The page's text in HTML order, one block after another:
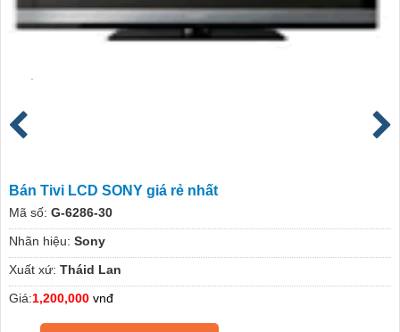
Bán Tivi LCD SONY giá rẻ nhất
Mã số: G-6286-30
Nhãn hiệu: Sony
Xuất xứ: Tháid Lan
Giá:1,200,000 vnđ